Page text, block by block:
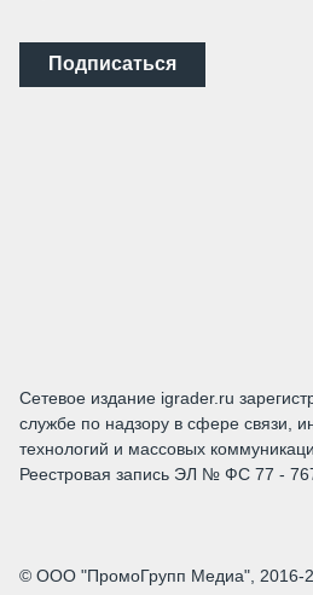
Подписаться
Сетевое издание igrader.ru
службе по надзору в сфере связи,
технологий и массовых
Реестровая запись ЭЛ № ФС 77 -
© ООО "ПромоГрупп Медиа", 2016-